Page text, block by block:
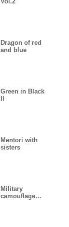
Dragon of red
and blue
Green in Black
Mentori with
sisters
Military
camouflage